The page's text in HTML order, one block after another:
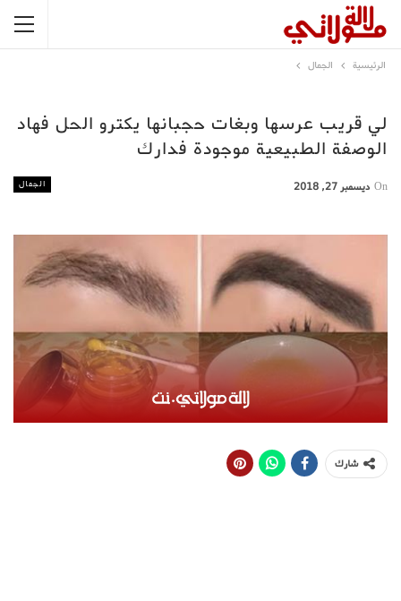
الرئيسية الجمال
لي قريب عرسها وبغات حجبانها يكترو الحل فهاد
الوصفة الطبيعية موجودة فدارك
الجمال On ديسمبر 27, 2018
شارك